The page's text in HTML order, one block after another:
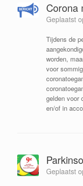
Corona
Geplaatst
Tijdens de
worden,
voor
gelden voor
en/of in
Geplaatst